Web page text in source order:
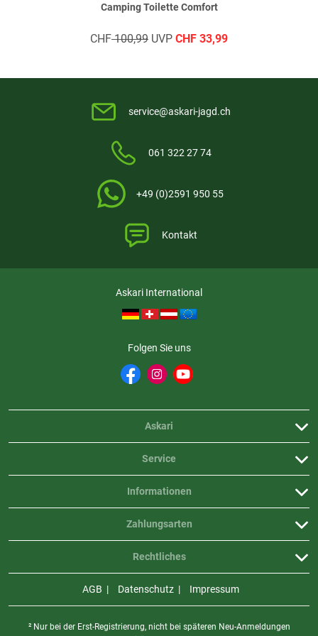
Camping Toilette Comfort
CHF100,99 UVP CHF 33,99
service@askari-jagd.ch
061 322 27 74
+49 (0)2591 950 55
Kontakt
Askari International
Folgen Sie uns
Askari
Service
Informationen
Rechtliches
Zahlungsarten
AGB Datenschutz Impressum
² Nur bei der Erst-Registrierung, nicht bei späteren Neu-Anmeldungen